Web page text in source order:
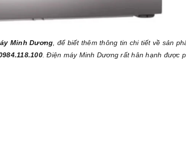
Minh Dương , để biết thêm thông tin chi tiết về sản
. Điện máy Minh Dương rất hân hạnh được